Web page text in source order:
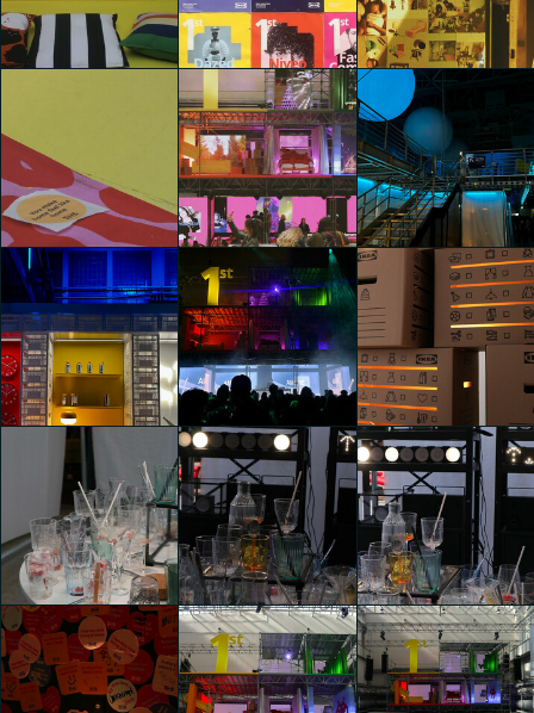
1st (First)
Chiara Cotterchio
1st (First)
Giada Stanziano
1st (First)
Anna Carrara
1st (First)
Anna Carrara
1st (First)
Anna Carrara
1st (First)
Elsa De Mori
1st (First)
Elsa De Mori
1st (First)
Elsa De Mori
1st (First)
Alessia Sala
1st (First)
Alessia Sala
1st (First)
Alessia Sala
1st (First)
Sara Zampatti